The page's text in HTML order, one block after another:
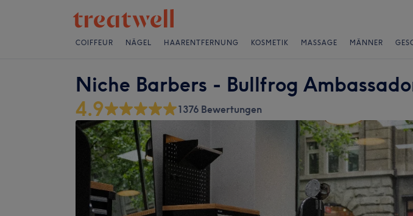
COIFFEUR NÄGEL HAARENTFERNUNG KOSMETIK MASSAGE MÄNNER
Niche Barbers - Bullfrog
4.9 1376 Bewertungen